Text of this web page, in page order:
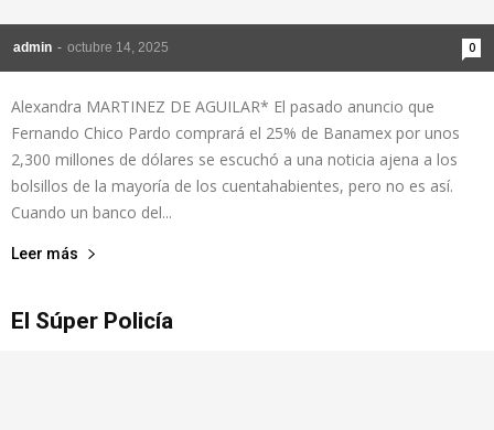
admin - octubre 14, 2025 0
Alexandra MARTINEZ DE AGUILAR* El pasado anuncio que
Fernando Chico Pardo comprará el 25% de Banamex por unos
2,300 millones de dólares se escuchó a una noticia ajena a los
bolsillos de la mayoría de los cuentahabientes, pero no es así.
Cuando un banco del...
Leer más
El Súper Policía